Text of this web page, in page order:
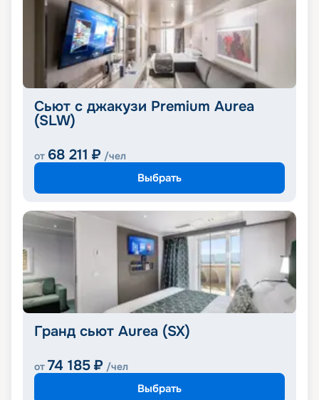
Сьют с джакузи Premium Aurea
(SLW)
от 68 211 ₽ /чел
Выбрать
Гранд сьют Aurea (SX)
от 74 185 ₽ /чел
Выбрать